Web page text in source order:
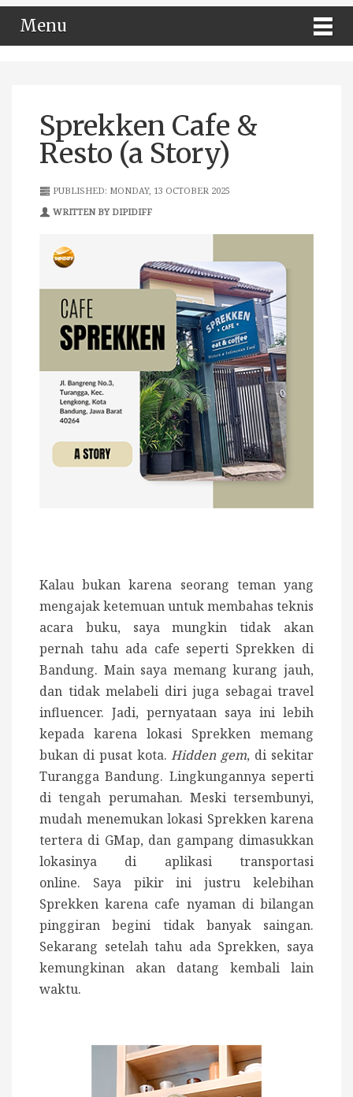
Menu
Sprekken Cafe &
Resto (a Story)
PUBLISHED: MONDAY, 13 OCTOBER 2025
WRITTEN BY DIPIDIFF
Kalau bukan karena seorang teman yang
mengajak ketemuan untuk membahas teknis
acara buku, saya mungkin tidak akan
pernah tahu ada cafe seperti Sprekken di
Bandung. Main saya memang kurang jauh,
dan tidak melabeli diri juga sebagai travel
influencer. Jadi, pernyataan saya ini lebih
kepada karena lokasi Sprekken memang
bukan di pusat kota.Hidden gem, di sekitar
Turangga Bandung. Lingkungannya seperti
di tengah perumahan. Meski tersembunyi,
mudah menemukan lokasi Sprekken karena
tertera di GMap, dan gampang dimasukkan
lokasinya di aplikasi transportasi
online. Saya pikir ini justru kelebihan
Sprekken karena cafe nyaman di bilangan
pinggiran begini tidak banyak saingan.
Sekarang setelah tahu ada Sprekken, saya
kemungkinan akan datang kembali lain
waktu.